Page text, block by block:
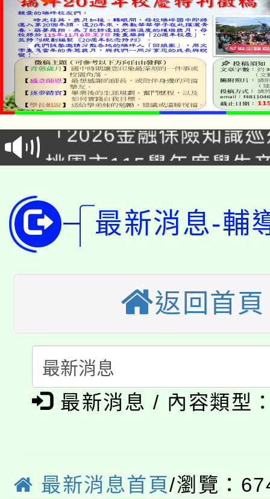
公告本校115學年度第
代理(課)教師甄選結果(
「2026金融保險知識
車」活動
桃園市115學年度學生
代理(課)教師甄選結果(
公告本校115學年度第
代理(課)教師甄選結果(
轉知中國文化大學推廣
《TA101》溝通分析基
程，歡迎學生輔導中心
心理、諮商輔導、社會
系所師生報名參加。
轉知苗栗縣政府辦理
縣市「校園短影音徵
門員」簡章及活動海報
踴躍報名參加。
桃園市115學年度學生
要點
「桃園市補助參觀特色
展演活動實施計畫」
115年度「教育部表揚
義教育推展貢獻獎」
公告本校115學年度第
生本土語及新住民語歌
公告本校115學年度第
最新消息-輔
返回首頁
最新消息 / 內容類型
最新消息首頁/瀏覽：